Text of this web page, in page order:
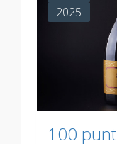
2025
100